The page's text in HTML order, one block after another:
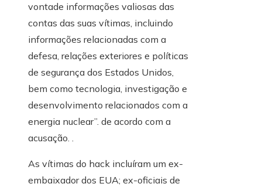
vontade informações valiosas das
contas das suas vítimas, incluindo
informações relacionadas com a
defesa, relações exteriores e políticas
de segurança dos Estados Unidos,
bem como tecnologia, investigação e
desenvolvimento relacionados com a
energia nuclear”. de acordo com a
acusação. .
As vítimas do hack incluíram um ex-
embaixador dos EUA; ex-oficiais de